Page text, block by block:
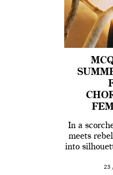
In a
meets
into
23